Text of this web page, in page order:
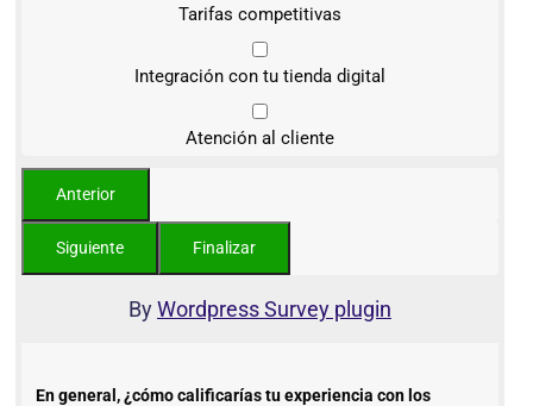
Tarifas competitivas
Integración con tu tienda digital
Atención al cliente
ByWordpress Survey plugin
En general, ¿cómo calificarías tu experiencia con los